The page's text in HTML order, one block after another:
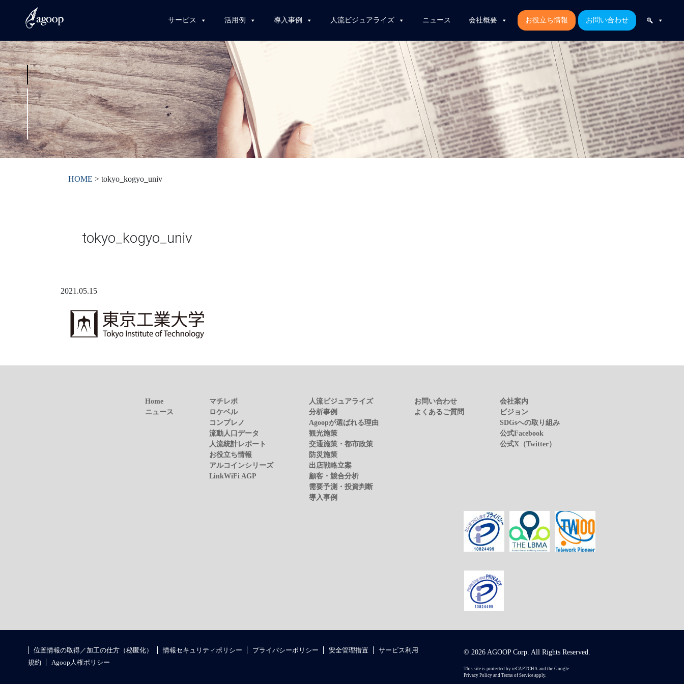
サービス 活用例 導入事例 人流ビジュアライズ ニュース 会社概要 お役立ち情報 お問い合わせ
HOME >tokyo_kogyo_univ
tokyo_kogyo_univ
2021.05.15
Home
ニュース
マチレポ
ロケベル
コンプレノ
流動人口データ
人流統計レポート
お役立ち情報
アルコインシリーズ
LinkWiFi AGP
人流ビジュアライズ
分析事例
Agoopが選ばれる理由
観光施策
交通施策・都市政策
防災施策
出店戦略立案
顧客・競合分析
需要予測・投資判断
導入事例
お問い合わせ
よくあるご質問
会社案内
ビジョン
SDGsへの取り組み
公式Facebook
公式X（Twitter）
位置情報の取得／加工の仕方（秘匿化） 情報セキュリティポリシー プライバシーポリシー 安全管理措置
サービス利用
規約
Agoop人権ポリシー
© 2026 AGOOP Corp. All Rights Reserved.
This site is protected by reCAPTCHA and the Google
Privacy Policy and Terms of Service apply.